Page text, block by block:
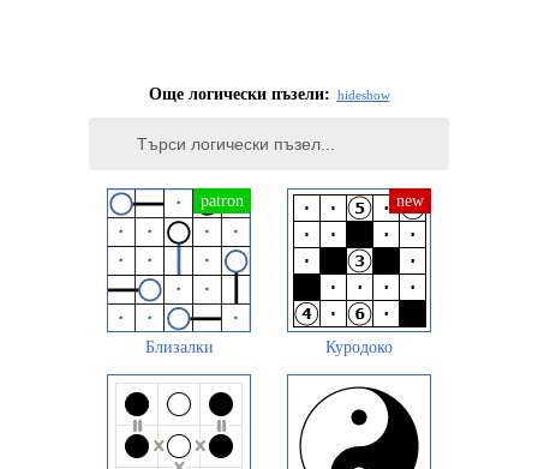
Още логически пъзели: hideshow
Близалки Куродоко